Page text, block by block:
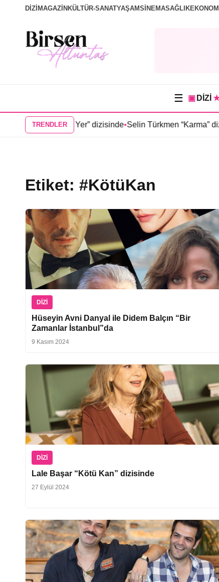
DİZİ MAGAZİN KÜLTÜR-SANATYAŞAMSİNEMASAĞLIKEKONOMİ
☰ ▣ DİZİ
TRENDLER
Doğduğu Yer” dizisinde•Selin Türkmen “Karma”
Etiket: #KötüKan
DIZI
Hüseyin Avni Danyal ile Didem Balçın “Bir
Zamanlar İstanbul”da
9 Kasım 2024
DIZI
Lale Başar “Kötü Kan” dizisinde
27 Eylül 2024